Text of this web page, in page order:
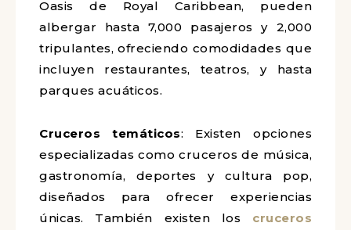
Oasis de Royal Caribbean, pueden
albergar hasta 7,000 pasajeros y 2,000
tripulantes, ofreciendo comodidades que
incluyen restaurantes, teatros, y hasta
parques acuáticos.
Cruceros temáticos: Existen opciones
especializadas como cruceros de música,
gastronomía, deportes y cultura pop,
diseñados para ofrecer experiencias
únicas. También existen los cruceros